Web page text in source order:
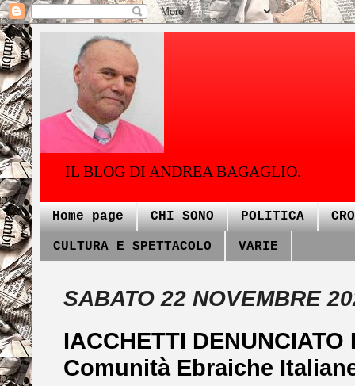
IL BLOG DI ANDREA BAGAGLIO.
Home page CHI SONO POLITICA
CULTURA E SPETTACOLO VARIE
SABATO 22 NOVEMBRE
IACCHETTI
Comunità Ebraiche